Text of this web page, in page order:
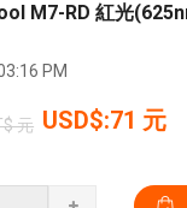
M7-RD 紅光
PM
元 USD$:71 元